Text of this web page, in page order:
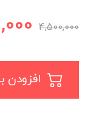
4,500,000